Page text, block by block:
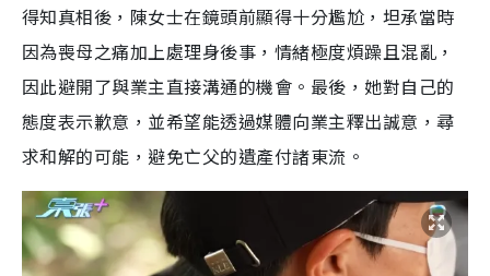
得知真相後，陳女士在鏡頭前顯得十分尷尬，坦承當時
因為喪母之痛加上處理身後事，情緒極度煩躁且混亂，
因此避開了與業主直接溝通的機會。最後，她對自己的
態度表示歉意，並希望能透過媒體向業主釋出誠意，尋
求和解的可能，避免亡父的遺產付諸東流。